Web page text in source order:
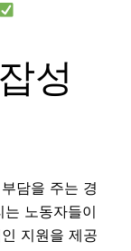
성
담을 주는 경
노동자들이
지원을 제공